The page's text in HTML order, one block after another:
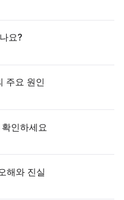
요?
주요 원인
인하세요
해와 진실